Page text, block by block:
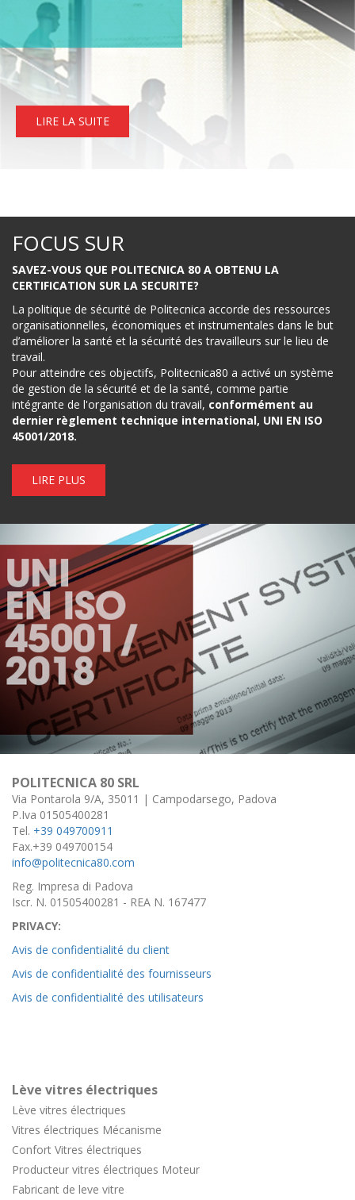
LIRE LA SUITE
FOCUS SUR
SAVEZ-VOUS QUE POLITECNICA 80 A OBTENU LA
CERTIFICATION SUR LA SECURITE?
La politique de sécurité de Politecnica accorde des ressources
organisationnelles, économiques et instrumentales dans le but
d’améliorer la santé et la sécurité des travailleurs sur le lieu de
travail.
Pour atteindre ces objectifs, Politecnica80 a activé un système
de gestion de la sécurité et de la santé, comme partie
intégrante de l'organisation du travail, conformément au
dernier règlement technique international, UNI EN ISO
45001/2018.
LIRE PLUS
POLITECNICA 80 SRL
Via Pontarola 9/A, 35011 | Campodarsego, Padova
P.Iva 01505400281
Tel. +39 049700911
Fax.+39 049700154
info@politecnica80.com
Reg. Impresa di Padova
Iscr. N. 01505400281 - REA N. 167477
PRIVACY:
Avis de confidentialité du client
Avis de confidentialité des fournisseurs
Avis de confidentialité des utilisateurs
Lève vitres électriques
Lève vitres électriques
Vitres électriques Mécanisme
Confort Vitres électriques
Producteur vitres électriques Moteur
Fabricant de leve vitre